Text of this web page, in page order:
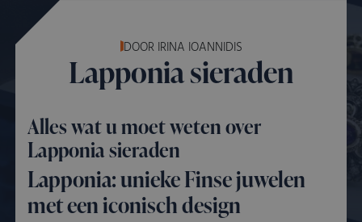
DOOR IRINA IOANNIDIS
Lapponia sieraden
Alles wat u moet weten over
Lapponia sieraden
Lapponia: unieke Finse juwelen
met een iconisch design